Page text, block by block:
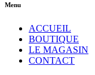
Menu
ACCUEIL
BOUTIQUE
LE MAGASIN
CONTACT